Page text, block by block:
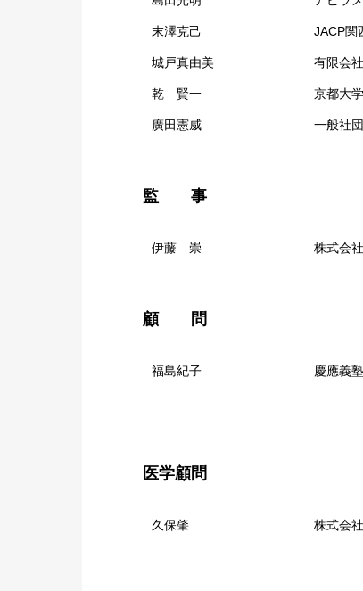
末澤克己 JACP関西支部
城戸真由美 有限会社ネオフ
乾 賢一 京都大学名誉教授
廣田憲威 一般社団法人 大阪
監 事
伊藤 崇 株式会社 エニイクリ
顧 問
福島紀子 慶應義塾大学薬学部
医学顧問
久保肇 株式会社